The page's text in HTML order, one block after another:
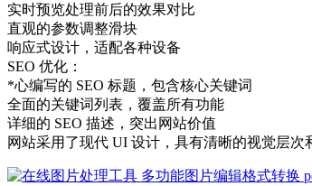
实时预览处理前后的效果对比
直观的参数调整滑块
响应式设计，适配各种设备
SEO 优化：
*心编写的 SEO 标题，包含核心关键词
全面的关键词列表，覆盖所有功能
详细的 SEO 描述，突出网站价值
网站采用了现代 UI 设计，具有清晰的视觉层